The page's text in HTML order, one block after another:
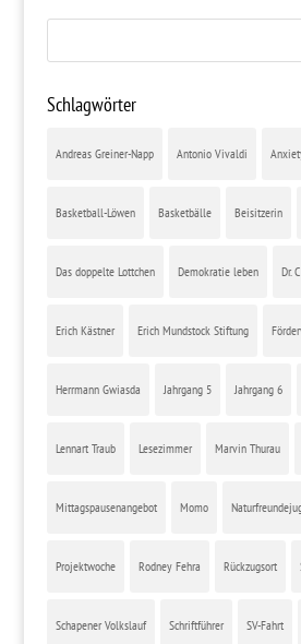
Schlagwörter
Andreas Greiner-Napp Antonio Vivaldi
Basketball-Löwen Basketbälle Beisitzerin
Das doppelte Lottchen Demokratie leben Dr.
Erich Kästner Erich Mundstock Stiftung
Herrmann Gwiasda Jahrgang 5 Jahrgang 6
Lennart Traub Lesezimmer Marvin Thurau
Mittagspausenangebot Momo
Projektwoche Rodney Fehra Rückzugsort
Schapener Volkslauf Schriftführer SV-Fahrt